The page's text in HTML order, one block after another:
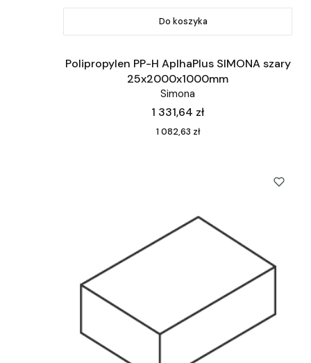
Do koszyka
Polipropylen PP-H AplhaPlus SIMONA szary
25x2000x1000mm
Simona
Cena
1 331,64 zł
Cena
1 082,63 zł